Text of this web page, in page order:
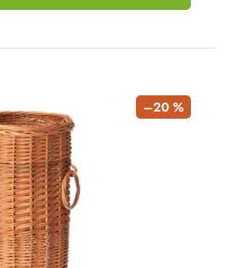
–20 %